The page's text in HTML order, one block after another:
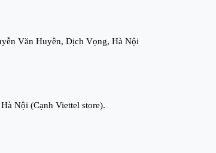
Văn Huyên, Dịch Vọng, Hà Nội
Nội (Cạnh Viettel store).